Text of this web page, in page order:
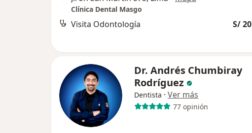
Clínica Dental Masgo
Visita Odontología S/ 20
Dr. Andrés Chumbiray
Rodríguez
Dentista · Ver más
77 opinión